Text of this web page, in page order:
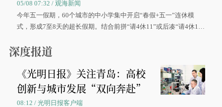
05/08 07:32 / 观海新闻
今年五一假期，60个城市的中小学集中开启“春假+五一”连休模
式，形成7至8天的超长假期。结合前拼“请4休11”或后凑“请4休1
深度报道
《光明日报》关注青岛：高校
创新与城市发展“双向奔赴”
08:12 / 光明日报客户端